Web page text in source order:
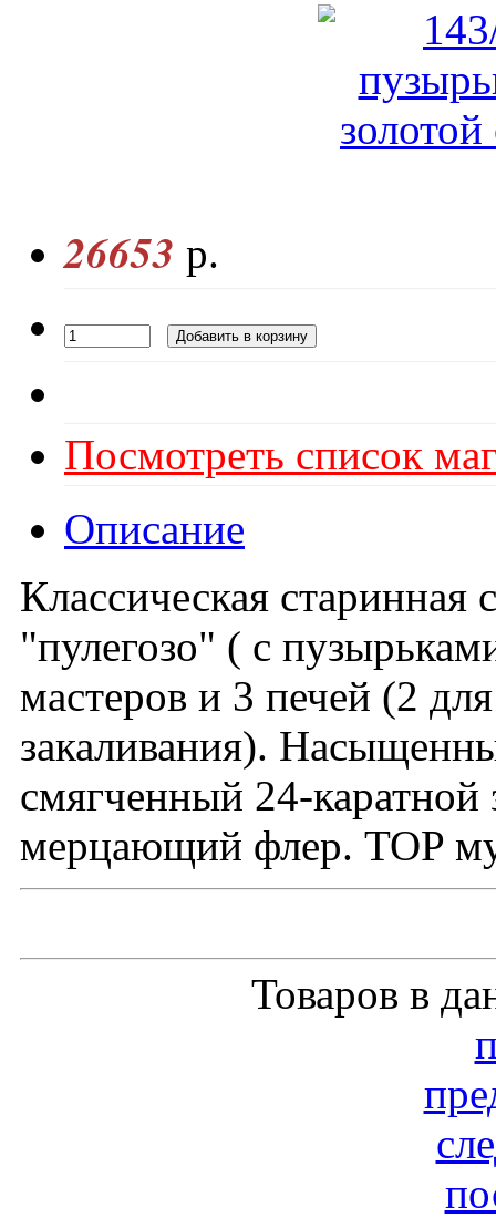
26653 р.
Посмотреть список
Описание
Классическая старинная
"пулегозо" ( с
мастеров и 3 печей (2
закаливания).
смягченный 24-
мерцающий флер. TOP
Товаров в